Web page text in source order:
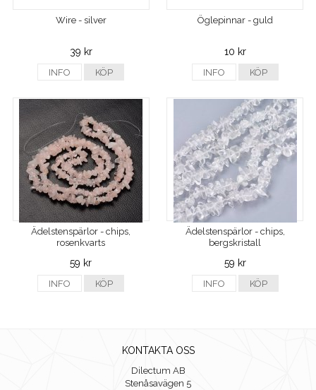
Wire - silver
39 kr
INFO KÖP
Öglepinnar - guld
10 kr
INFO KÖP
Ädelstenspärlor - chips,
rosenkvarts
59 kr
INFO KÖP
Ädelstenspärlor - chips,
bergskristall
59 kr
INFO KÖP
KONTAKTA OSS
Dilectum AB
Stenåsavägen 5